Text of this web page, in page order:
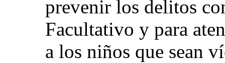
prevenir los delitos
Facultativo y para
a los niños que sean